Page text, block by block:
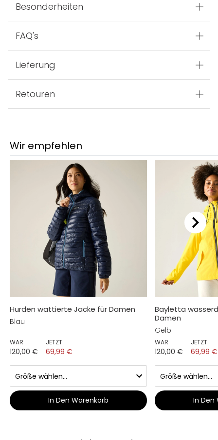
Besonderheiten
FAQ's
Lieferung
Retouren
Wir empfehlen
Hurden wattierte Jacke für Damen
Blau
WAR
120,00 €
JETZT
69,99 €
In Den Warenkorb
Bayletta
Damen
Gelb
WAR
120,00 €
JETZT
69,99 €
In Den